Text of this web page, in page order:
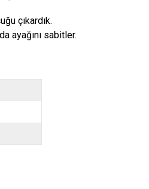
çıkardık.
ayağını sabitler.